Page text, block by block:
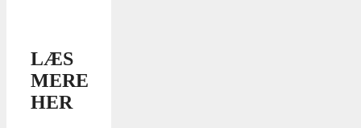
LÆS
MERE
HER